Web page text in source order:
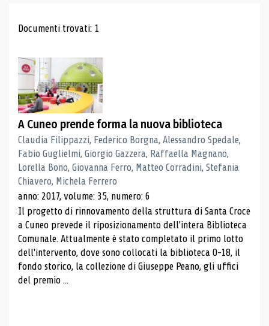
Risultati di ricerca
Documenti trovati: 1
A Cuneo prende forma la nuova biblioteca
Claudia Filippazzi, Federico Borgna, Alessandro Spedale,
Fabio Guglielmi, Giorgio Gazzera, Raffaella Magnano,
Lorella Bono, Giovanna Ferro, Matteo Corradini, Stefania
Chiavero, Michela Ferrero
anno: 2017, volume: 35, numero: 6
Il progetto di rinnovamento della struttura di Santa Croce
a Cuneo prevede il riposizionamento dell'intera Biblioteca
Comunale. Attualmente è stato completato il primo lotto
dell'intervento, dove sono collocati la biblioteca 0-18, il
fondo storico, la collezione di Giuseppe Peano, gli uffici
del premio ...